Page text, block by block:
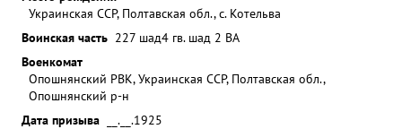
Украинская ССР, Полтавская обл., с. Котельва
Воинская часть 227 шад4 гв. шад 2 ВА
Военкомат
Опошнянский РВК, Украинская ССР, Полтавская обл.,
Опошнянский р-н
Дата призыва
__.__.1925